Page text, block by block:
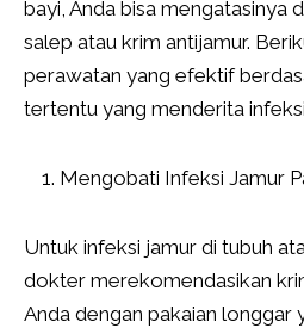
bayi, Anda bisa mengatasinya
salep atau krim antijamur.
perawatan yang efektif
tertentu yang menderita
Mengobati Infeksi Jamur
Untuk infeksi jamur di tubuh
dokter merekomendasikan
Anda dengan pakaian longgar